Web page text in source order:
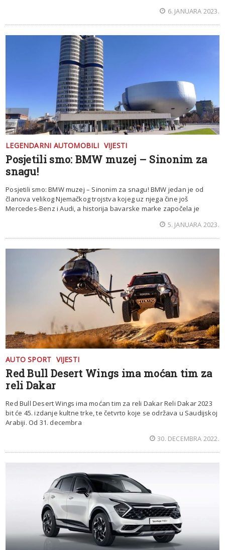
6. JANUARA 2023.
LEGENDARNI AUTOMOBILI VIJESTI
Posjetili smo: BMW muzej – Sinonim za
snagu!
Posjetili smo: BMW muzej – Sinonim za snagu! BMW jedan je od
članova velikog Njemačkog trojstva kojeg uz njega čine još
Mercedes-Benz i Audi, a historija bavarske marke započela je
5. JANUARA 2023.
AUTO SPORT VIJESTI
Red Bull Desert Wings ima moćan tim za
reli Dakar
Red Bull Desert Wings ima moćan tim za reli Dakar Reli Dakar 2023
bit će 45. izdanje kultne trke, te četvrto koje se održava u Saudijskoj
Arabiji. Od 31. decembra
30. DECEMBRA 2022.